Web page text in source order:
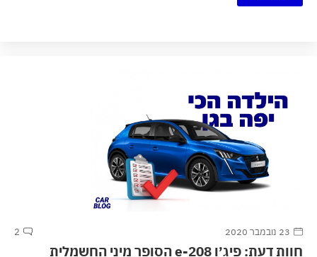
23 נובמבר 2020 2
חוות דעת: פיג׳ו e-208 הסופר מיני החשמלית